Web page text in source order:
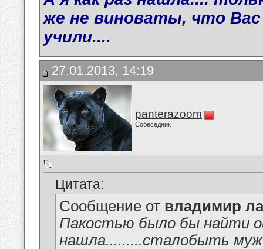
же не виноваты, что Вас
учили....
27.01.2013, 14:19
panterazoom
Собеседник
Цитата:
Сообщение от владимир
Пакостью было бы найти
нашла.........сталобыть